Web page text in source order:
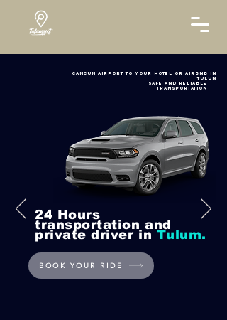
CANCUN AIRPORT TO YOUR HOTEL OR AIRBNB IN
tULUM
SAFE AND RELIABLE
TRANSPORTATION
24 Hours
transportation and
private driver in Tulum.
BOOK YOUR RIDE